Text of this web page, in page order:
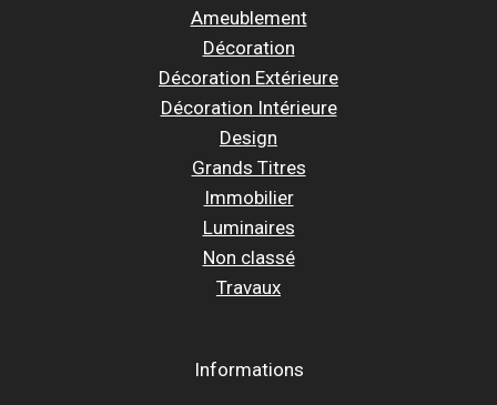
Ameublement
Décoration
Décoration Extérieure
Décoration Intérieure
Design
Grands Titres
Immobilier
Luminaires
Non classé
Travaux
Informations